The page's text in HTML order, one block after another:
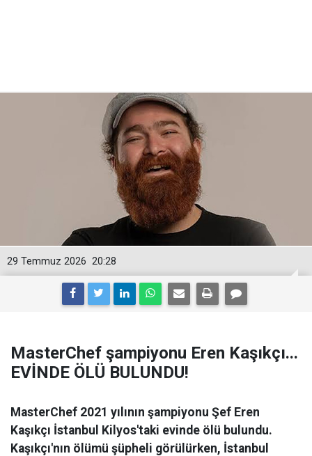
20:28
29 Temmuz 2026
MasterChef şampiyonu Eren Kaşıkçı...
EVİNDE ÖLÜ BULUNDU!
MasterChef 2021 yılının şampiyonu Şef Eren
Kaşıkçı İstanbul Kilyos'taki evinde ölü bulundu.
Kaşıkçı'nın ölümü şüpheli görülürken, İstanbul